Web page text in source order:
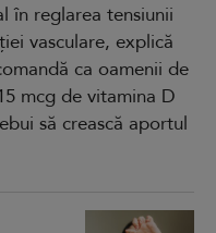
în reglarea tensiunii
vasculare, explică
ca oamenii de
mcg de vitamina D
să crească aportul